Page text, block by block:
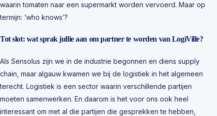
waarin tomaten naar een supermarkt worden vervoerd. Maar op
termijn: ‘who knows’?
Tot slot: wat sprak jullie aan om partner te worden van LogiVille?
Als Sensolus zijn we in de industrie begonnen en diens supply
chain, maar algauw kwamen we bij de logistiek in het algemeen
terecht. Logistiek is een sector waarin verschillende partijen
moeten samenwerken. En daarom is het voor ons ook heel
interessant om met al die partijen die gesprekken te hebben,